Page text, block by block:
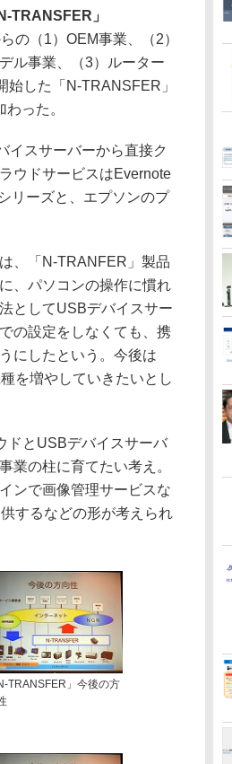
TRANSFER」
の（1）OEM事業、（2）
ル事業、（3）ルーター
した「N-TRANSFER」
った。
スサーバーから直接ク
ウドサービスはEvernote
リーズと、エプソンのプ
、「N-TRANFER」製品
、パソコンの操作に慣れ
としてUSBデバイスサー
の設定をしなくても、携
にしたという。今後は
を増やしていきたいとし
とUSBデバイスサーバ
業の柱に育てたい考え。
ンで画像管理サービスな
するなどの形が考えられ
N-TRANSFER」今後の方